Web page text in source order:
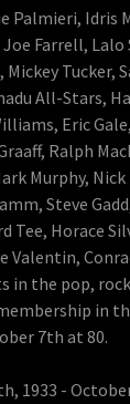
Palmieri, Idris
Farrell,
Mickey Tucker,
All-Stars,
Eric
Ralph
Murphy,
Steve
Tee, Horace
Valentin,
in the pop,
in
7th at 80.
1933 -